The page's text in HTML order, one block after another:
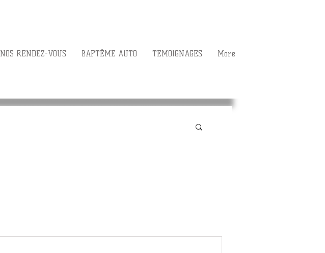
NOS RENDEZ-VOUS BAPTÊME AUTO TEMOIGNAGES More